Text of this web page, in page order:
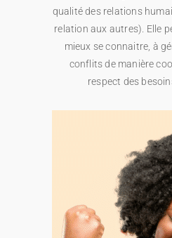
qualité des relations
relation aux autres). Elle
mieux se connaitre, à
conflits de manière
respect des